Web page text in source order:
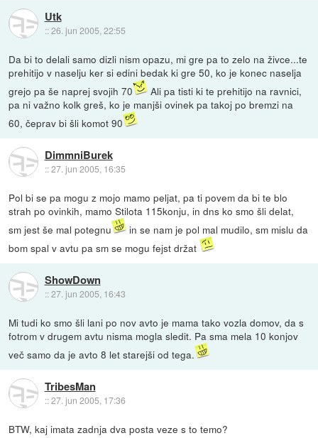
Utk
::26. jun 2005, 22:55
Da bi to delali samo dizli nism opazu, mi gre pa to zelo na živce...te
prehitijo v naselju ker si edini bedak ki gre 50, ko je konec naselja
grejo pa še naprej svojih 70
Ali pa tisti ki te prehitijo na ravnici,
pa ni važno kolk greš, ko je manjši ovinek pa takoj po bremzi na
60, čeprav bi šli komot 90
DimmniBurek
::27. jun 2005, 16:35
Pol bi se pa mogu z mojo mamo peljat, pa ti povem da bi te blo
strah po ovinkih, mamo Stilota 115konju, in dns ko smo šli delat,
sm jest še mal potegnu
in se nam je pol mal mudilo, sm mislu da
bom spal v avtu pa sm se mogu fejst držat
ShowDown
::27. jun 2005, 16:43
Mi tudi ko smo šli lani po nov avto je mama tako vozla domov, da s
fotrom v drugem avtu nisma mogla sledit. Pa sma mela 10 konjov
več samo da je avto 8 let starejši od tega.
TribesMan
::27. jun 2005, 17:36
BTW, kaj imata zadnja dva posta veze s to temo?